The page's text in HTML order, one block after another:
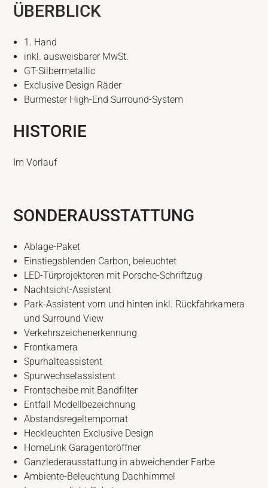
ÜBERBLICK
1. Hand
inkl. ausweisbarer MwSt.
GT-Silbermetallic
Exclusive Design Räder
Burmester High-End Surround-System
HISTORIE
Im Vorlauf
SONDERAUSSTATTUNG
Ablage-Paket
Einstiegsblenden Carbon, beleuchtet
LED-Türprojektoren mit Porsche-Schriftzug
Nachtsicht-Assistent
Park-Assistent vorn und hinten inkl. Rückfahrkamera
und Surround View
Verkehrszeichenerkennung
Frontkamera
Spurhalteassistent
Spurwechselassistent
Frontscheibe mit Bandfilter
Entfall Modellbezeichnung
Abstandsregeltempomat
Heckleuchten Exclusive Design
HomeLink Garagentoröffner
Ganzlederausstattung in abweichender Farbe
Ambiente-Beleuchtung Dachhimmel